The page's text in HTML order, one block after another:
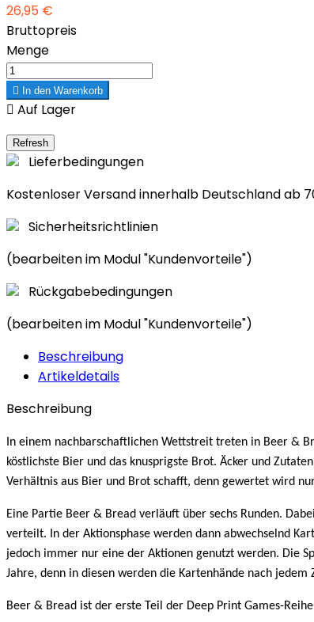
26,95 €
Bruttopreis
Menge
 In den Warenkorb
 Auf Lager
Lieferbedingungen
Kostenloser Versand innerhalb Deutschland
Sicherheitsrichtlinien
(bearbeiten im Modul "Kundenvorteile")
Rückgabebedingungen
(bearbeiten im Modul "Kundenvorteile")
Beschreibung
Artikeldetails
Beschreibung
In einem nachbarschaftlichen Wettstreit treten in Beer &
köstlichste Bier und das knusprigste Brot. Äcker und
Verhältnis aus Bier und Brot schafft, denn gewertet wird
Eine Partie Beer & Bread verläuft über sechs Runden.
verteilt. In der Aktionsphase werden dann abwechselnd
jedoch immer nur eine der Aktionen genutzt werden. Die
Jahre, denn in diesen werden die Kartenhände nach jedem
Beer & Bread ist der erste Teil der Deep Print Games-